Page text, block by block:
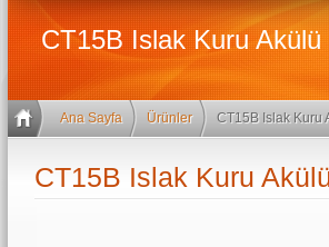
CT15B Islak Kuru
Ana Sayfa Ürünler CT15B Islak Kuru
CT15B Islak Kuru